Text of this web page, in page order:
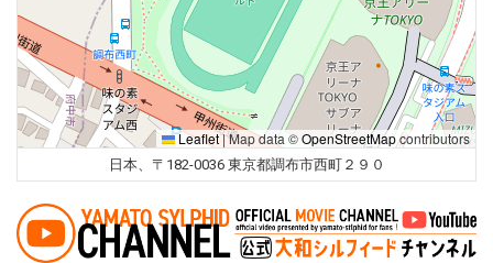
Leaflet|Map data ©OpenStreetMapcontributors
日本、〒182-0036 東京都調布市西町２９０
投稿ナビゲーション